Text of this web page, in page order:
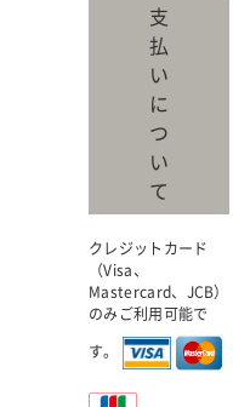
支
払
い
に
つ
い
て
クレジットカード
（Visa、
Mastercard、JCB）
のみご利用可能で
す。